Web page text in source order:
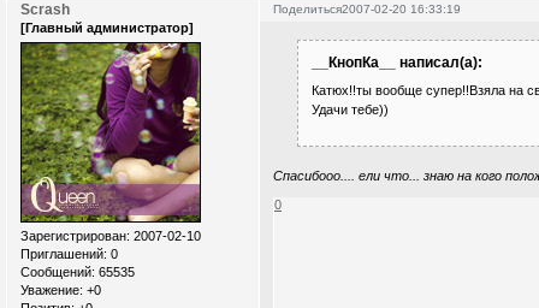
Поделиться2007-02-20 16:33:19
Scrash
[Главный администратор]
Зарегистрирован: 2007-02-10
Приглашений: 0
Сообщений: 65535
Уважение: +0
__КнопКа__ написал(а):
Катюх!!ты вообще супер!!Взяла на
Удачи тебе))
Спасибооо.... ели что... знаю на кого
0